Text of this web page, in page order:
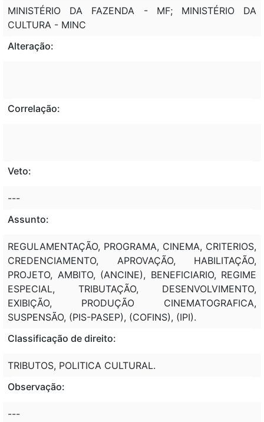
MINISTÉRIO DA FAZENDA - MF; MINISTÉRIO DA
CULTURA - MINC
Alteração:
Correlação:
Veto:
---
Assunto:
REGULAMENTAÇÃO, PROGRAMA, CINEMA, CRITERIOS,
CREDENCIAMENTO, APROVAÇÃO, HABILITAÇÃO,
PROJETO, AMBITO, (ANCINE), BENEFICIARIO, REGIME
ESPECIAL, TRIBUTAÇÃO, DESENVOLVIMENTO,
EXIBIÇÃO, PRODUÇÃO CINEMATOGRAFICA,
SUSPENSÃO, (PIS-PASEP), (COFINS), (IPI).
Classificação de direito:
TRIBUTOS, POLITICA CULTURAL.
Observação:
---